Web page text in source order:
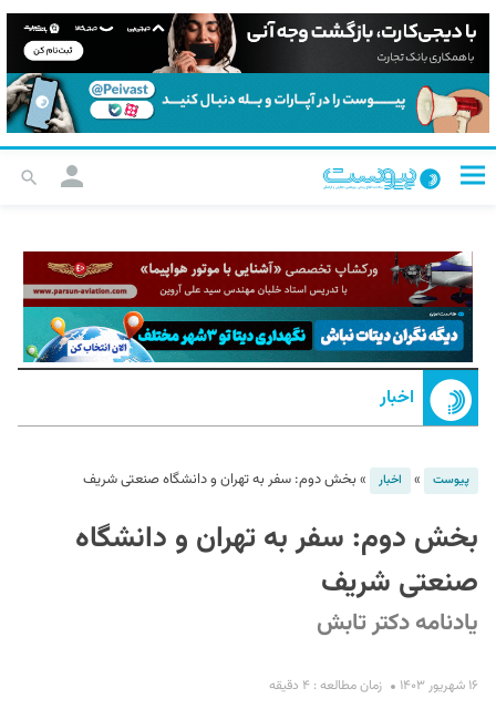
اخبار
پیوست » اخبار »بخش دوم: سفر به تهران و دانشگاه صنعتی شریف
بخش دوم: سفر به تهران و دانشگاه
صنعتی شریف
یادنامه دکتر تابش
۱۶ شهریور ۱۴۰۳ زمان مطالعه : ۴ دقیقه